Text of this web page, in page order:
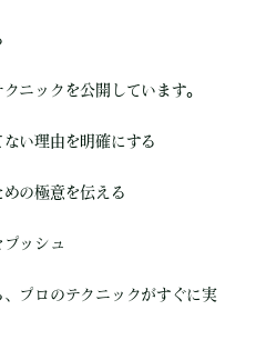
ニックを公開しています。
い理由を明確にする
の極意を伝える
プッシュ
プロのテクニックがすぐに実